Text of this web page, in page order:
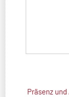
Präsenz